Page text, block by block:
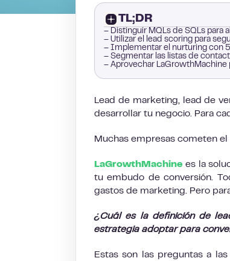
TL;DR
– Distinguir MQLs de SQLs para
– Utilizar el lead scoring para
– Implementar el nurturing con
– Segmentar las listas de
– Aprovechar LaGrowthMachine
Lead de marketing, lead de
desarrollar tu negocio. Para
Muchas empresas cometen
LaGrowthMachine es la
tu embudo de conversión.
gastos de marketing. Pero
¿Cuál es la definición de
estrategia adoptar para
Estas son las preguntas a